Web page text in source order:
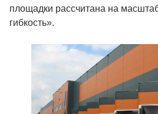
площадки рассчитана на
гибкость».